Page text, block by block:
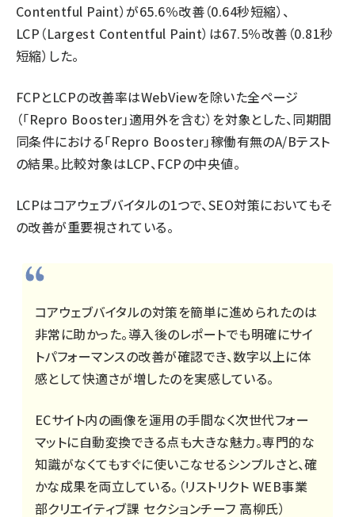
Contentful Paint）が65.6％改善（0.64秒短縮）、
LCP（Largest Contentful Paint）は67.5％改善（0.81秒
短縮）した。
FCPとLCPの改善率はWebViewを除いた全ページ
（「Repro Booster」適用外を含む）を対象とした、同期間
同条件における「Repro Booster」稼働有無のA/Bテスト
の結果。比較対象はLCP、FCPの中央値。
LCPはコアウェブバイタルの1つで、SEO対策においてもそ
の改善が重要視されている。
コアウェブバイタルの対策を簡単に進められたのは
非常に助かった。導入後のレポートでも明確にサイ
トパフォーマンスの改善が確認でき、数字以上に体
感として快適さが増したのを実感している。
ECサイト内の画像を運用の手間なく次世代フォー
マットに自動変換できる点も大きな魅力。専門的な
知識がなくてもすぐに使いこなせるシンプルさと、確
かな成果を両立している。（リストリクト WEB事業
部クリエイティブ課 セクションチーフ 高柳氏）